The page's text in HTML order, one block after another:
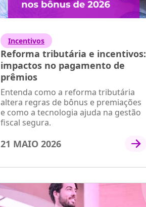
Incentivos
Reforma tributária e incentivos:
impactos no pagamento de
prêmios
Entenda como a reforma tributária
altera regras de bônus e premiações
e como a tecnologia ajuda na gestão
fiscal segura.
21 MAIO 2026